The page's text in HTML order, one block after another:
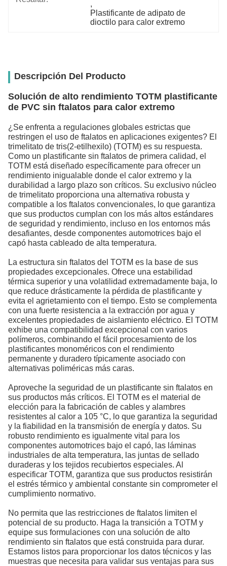
,
Plastificante de adipato de
dioctilo para calor extremo
Descripción Del Producto
Solución de alto rendimiento TOTM plastificante
de PVC sin ftalatos para calor extremo
¿Se enfrenta a regulaciones globales estrictas que
restringen el uso de ftalatos en aplicaciones exigentes? El
trimelitato de tris(2-etilhexilo) (TOTM) es su respuesta.
Como un plastificante sin ftalatos de primera calidad, el
TOTM está diseñado específicamente para ofrecer un
rendimiento inigualable donde el calor extremo y la
durabilidad a largo plazo son críticos. Su exclusivo núcleo
de trimelitato proporciona una alternativa robusta y
compatible a los ftalatos convencionales, lo que garantiza
que sus productos cumplan con los más altos estándares
de seguridad y rendimiento, incluso en los entornos más
desafiantes, desde componentes automotrices bajo el
capó hasta cableado de alta temperatura.
La estructura sin ftalatos del TOTM es la base de sus
propiedades excepcionales. Ofrece una estabilidad
térmica superior y una volatilidad extremadamente baja, lo
que reduce drásticamente la pérdida de plastificante y
evita el agrietamiento con el tiempo. Esto se complementa
con una fuerte resistencia a la extracción por agua y
excelentes propiedades de aislamiento eléctrico. El TOTM
exhibe una compatibilidad excepcional con varios
polímeros, combinando el fácil procesamiento de los
plastificantes monoméricos con el rendimiento
permanente y duradero típicamente asociado con
alternativas poliméricas más caras.
Aproveche la seguridad de un plastificante sin ftalatos en
sus productos más críticos. El TOTM es el material de
elección para la fabricación de cables y alambres
resistentes al calor a 105 °C, lo que garantiza la seguridad
y la fiabilidad en la transmisión de energía y datos. Su
robusto rendimiento es igualmente vital para los
componentes automotrices bajo el capó, las láminas
industriales de alta temperatura, las juntas de sellado
duraderas y los tejidos recubiertos especiales. Al
especificar TOTM, garantiza que sus productos resistirán
el estrés térmico y ambiental constante sin comprometer el
cumplimiento normativo.
No permita que las restricciones de ftalatos limiten el
potencial de su producto. Haga la transición a TOTM y
equipe sus formulaciones con una solución de alto
rendimiento sin ftalatos que está construida para durar.
Estamos listos para proporcionar los datos técnicos y las
muestras que necesita para validar sus ventajas para sus